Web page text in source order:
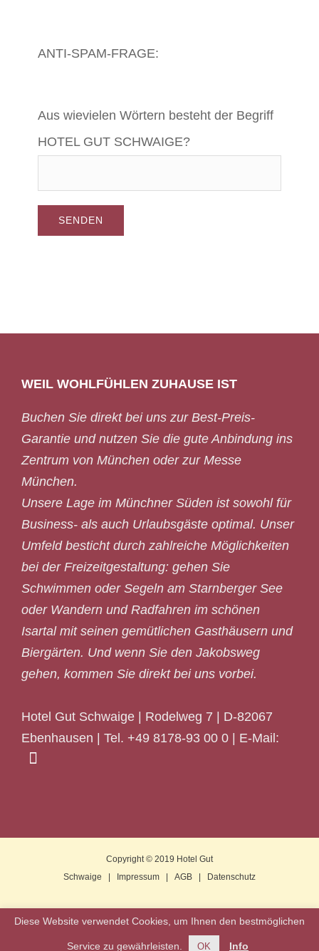
ANTI-SPAM-FRAGE:
Aus wievielen Wörtern besteht der Begriff
HOTEL GUT SCHWAIGE?
WEIL WOHLFÜHLEN ZUHAUSE IST
Buchen Sie direkt bei uns zur Best-Preis-
Garantie und nutzen Sie die gute Anbindung ins
Zentrum von München oder zur Messe
München.
Unsere Lage im Münchner Süden ist sowohl für
Business- als auch Urlaubsgäste optimal. Unser
Umfeld besticht durch zahlreiche Möglichkeiten
bei der Freizeitgestaltung: gehen Sie
Schwimmen oder Segeln am Starnberger See
oder Wandern und Radfahren im schönen
Isartal mit seinen gemütlichen Gasthäusern und
Biergärten. Und wenn Sie den Jakobsweg
gehen, kommen Sie direkt bei uns vorbei.
Hotel Gut Schwaige | Rodelweg 7 | D-82067
Ebenhausen | Tel. +49 8178-93 00 0 | E-Mail:
Copyright © 2019 Hotel Gut
Schwaige
Impressum AGB Datenschutz
Diese Website verwendet Cookies, um Ihnen den bestmöglichen
Service zu gewährleisten. OK Info